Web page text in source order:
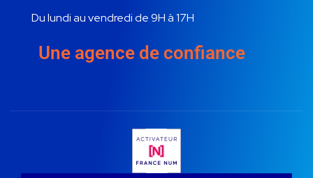
Du lundi au vendredi de 9H à 17H
Une agence de confiance